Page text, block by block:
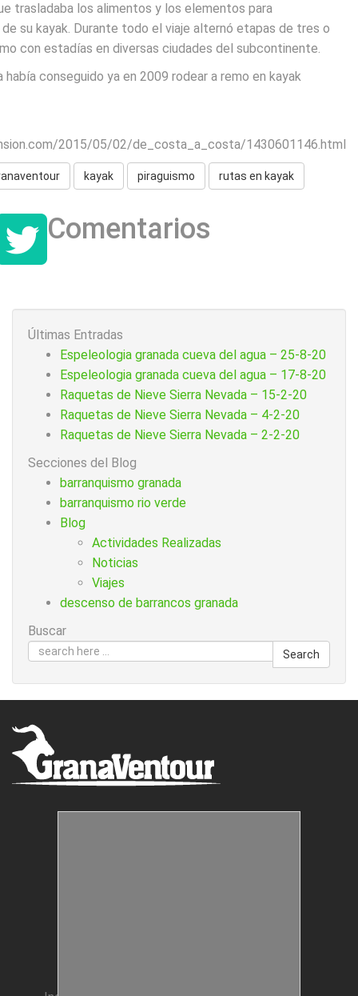
trasladaba los alimentos y los elementos para
su kayak. Durante todo el viaje alternó etapas de tres o
con estadías en diversas ciudades del subcontinente.
conseguido ya en 2009 rodear a remo en kayak
2015/05/02/de_costa_a_costa/1430601146.html
kayak piraguismo rutas en kayak
Comentarios
Últimas Entradas
Espeleologia granada cueva del agua – 25-8-20
Espeleologia granada cueva del agua – 17-8-20
Raquetas de Nieve Sierra Nevada – 15-2-20
Raquetas de Nieve Sierra Nevada – 4-2-20
Raquetas de Nieve Sierra Nevada – 2-2-20
Secciones del Blog
barranquismo granada
barranquismo rio verde
Blog
Actividades Realizadas
Noticias
Viajes
descenso de barrancos granada
Buscar
Search